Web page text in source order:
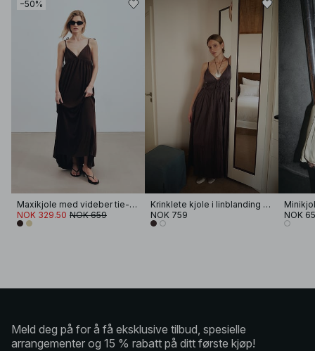
−50%
Maxikjole med videber tie-skulder
NOK 329.50 NOK 659
Krinklete kjole i linblanding med volum og stropper
NOK 759
NOK
Meld deg på for å få eksklusive tilbud, spesielle
arrangementer og 15 % rabatt på ditt første kjøp!